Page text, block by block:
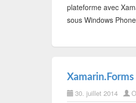
plateforme avec
sous Windows
30. juillet 2014